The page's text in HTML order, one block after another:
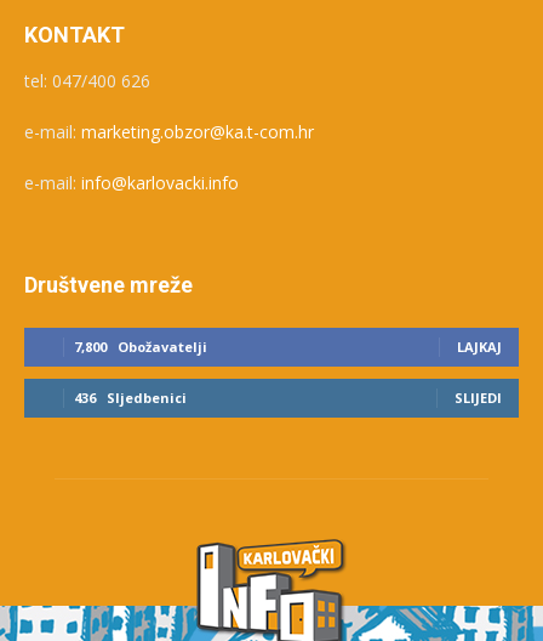
KONTAKT
tel: 047/400 626
e-mail: marketing.obzor@ka.t-com.hr
e-mail: info@karlovacki.info
Društvene mreže
7,800 Obožavatelji LAJKAJ
436 Sljedbenici SLIJEDI